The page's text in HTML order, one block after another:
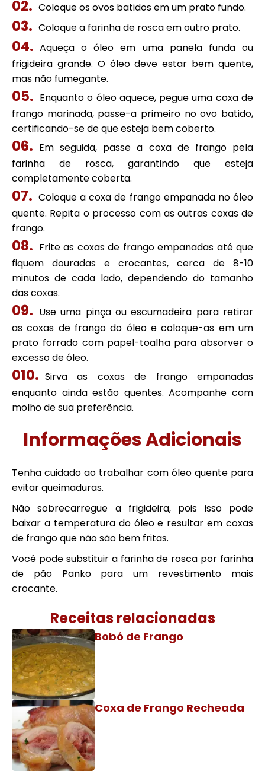
Coloque os ovos batidos em um prato fundo.
Coloque a farinha de rosca em outro prato.
Aqueça o óleo em uma panela funda ou
frigideira grande. O óleo deve estar bem quente,
mas não fumegante.
Enquanto o óleo aquece, pegue uma coxa de
frango marinada, passe-a primeiro no ovo batido,
certificando-se de que esteja bem coberto.
Em seguida, passe a coxa de frango pela
farinha de rosca, garantindo que esteja
completamente coberta.
Coloque a coxa de frango empanada no óleo
quente. Repita o processo com as outras coxas de
frango.
Frite as coxas de frango empanadas até que
fiquem douradas e crocantes, cerca de 8-10
minutos de cada lado, dependendo do tamanho
das coxas.
Use uma pinça ou escumadeira para retirar
as coxas de frango do óleo e coloque-as em um
prato forrado com papel-toalha para absorver o
excesso de óleo.
Sirva as coxas de frango empanadas
enquanto ainda estão quentes. Acompanhe com
molho de sua preferência.
Informações Adicionais
Tenha cuidado ao trabalhar com óleo quente para
evitar queimaduras.
Não sobrecarregue a frigideira, pois isso pode
baixar a temperatura do óleo e resultar em coxas
de frango que não são bem fritas.
Você pode substituir a farinha de rosca por farinha
de pão Panko para um revestimento mais
crocante.
Receitas relacionadas
Bobó de Frango
Coxa de Frango Recheada